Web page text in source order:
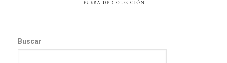
Buscar